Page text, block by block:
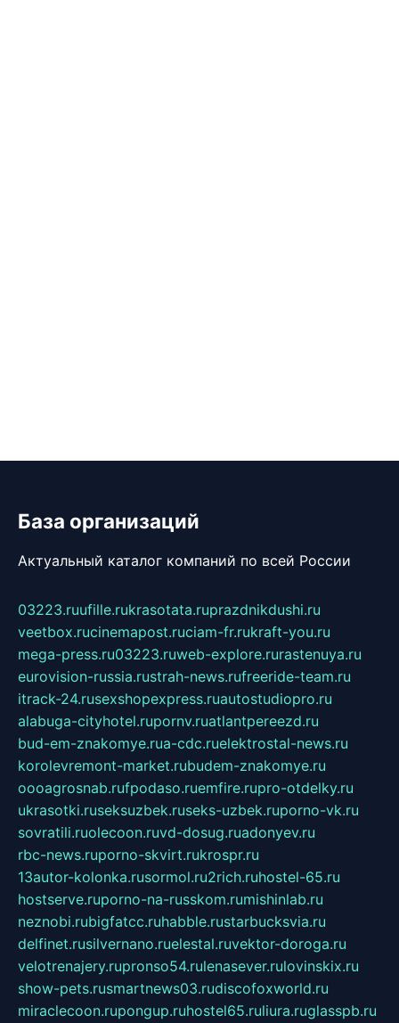
База организаций
Актуальный каталог компаний по всей России
03223.ruufille.rukrasotata.ruprazdnikdushi.ru
veetbox.rucinemapost.ruciam-fr.rukraft-you.ru
mega-press.ru03223.ruweb-explore.rurastenuya.ru
eurovision-russia.rustrah-news.rufreeride-team.ru
itrack-24.rusexshopexpress.ruautostudiopro.ru
alabuga-cityhotel.rupornv.ruatlantpereezd.ru
bud-em-znakomye.rua-cdc.ruelektrostal-news.ru
korolevremont-market.rubudem-znakomye.ru
oooagrosnab.rufpodaso.ruemfire.rupro-otdelky.ru
ukrasotki.ruseksuzbek.ruseks-uzbek.ruporno-vk.ru
sovratili.ruolecoon.ruvd-dosug.ruadonyev.ru
rbc-news.ruporno-skvirt.rukrospr.ru
13autor-kolonka.rusormol.ru2rich.ruhostel-65.ru
hostserve.ruporno-na-russkom.rumishinlab.ru
neznobi.rubigfatcc.ruhabble.rustarbucksvia.ru
delfinet.rusilvernano.ruelestal.ruvektor-doroga.ru
velotrenajery.rupronso54.rulenasever.rulovinskix.ru
show-pets.rusmartnews03.rudiscofoxworld.ru
miraclecoon.rupongup.ruhostel65.ruliura.ruglasspb.ru